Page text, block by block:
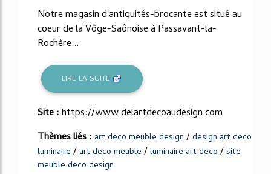
Notre magasin d'antiquités-brocante est situé au
coeur de la Vôge-Saônoise à Passavant-la-
Rochère...
LIRE LA SUITE
Site :https://www.delartdecoaudesign.com
Thèmes liés : art deco meuble design /design art deco
luminaire /art deco meuble /luminaire art deco /site
meuble deco design